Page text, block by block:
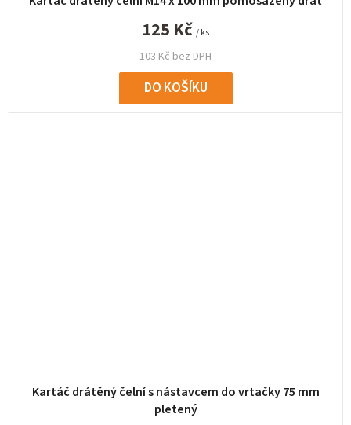
103 Kč bez DPH
125 Kč / ks
DO KOŠÍKU
Kartáč drátěný čelní s nástavcem do vrtačky 75 mm
pletený